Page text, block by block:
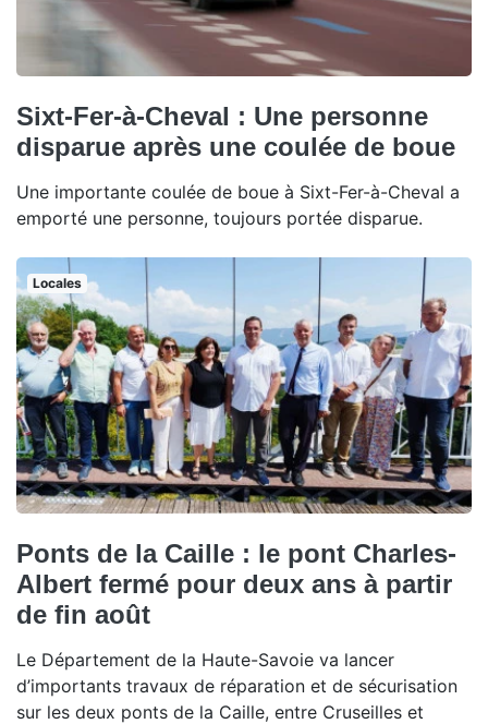
Sixt-Fer-à-Cheval : Une personne
disparue après une coulée de boue
Une importante coulée de boue à Sixt-Fer-à-Cheval a
emporté une personne, toujours portée disparue.
Locales
Ponts de la Caille : le pont Charles-
Albert fermé pour deux ans à partir
de fin août
Le Département de la Haute-Savoie va lancer
d’importants travaux de réparation et de sécurisation
sur les deux ponts de la Caille, entre Cruseilles et